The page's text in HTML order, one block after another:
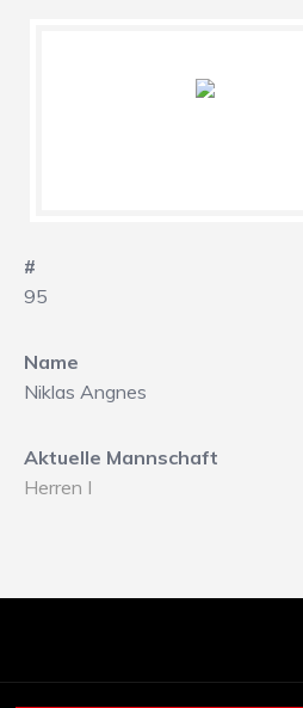
#
95
Name
Niklas Angnes
Aktuelle Mannschaft
Herren I